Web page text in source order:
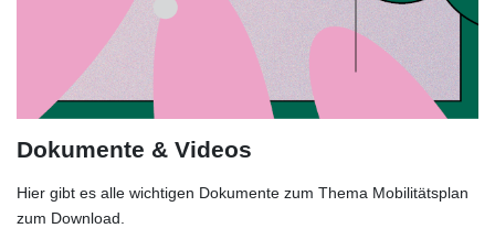
Dokumente & Videos
Hier gibt es alle wichtigen Dokumente zum Thema Mobilitätsplan
zum Download.